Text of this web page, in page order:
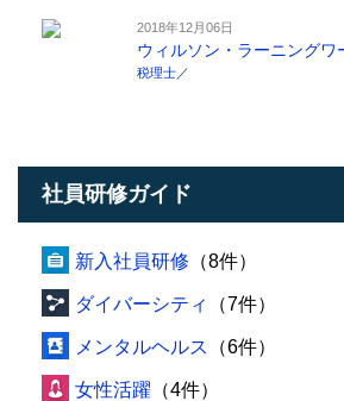
2018年12月06日
ウィルソン・ラーニングワ
税理士 ／
社員研修ガイド
新入社員研修 （8件）
ダイバーシティ （7件）
メンタルヘルス （6件）
女性活躍 （4件）